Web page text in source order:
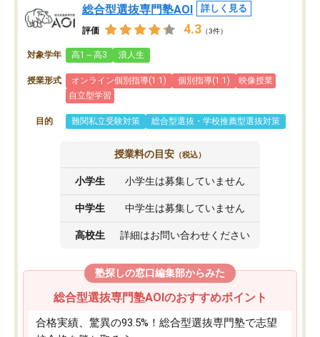
総合型選抜専門塾AOI 詳しく見る
評価 4.3 （3件）
対象学年 高1～高3 浪人生
授業形式 オンライン個別指導(1:1) 個別指導(1:1)
映像授業
自立型学習
目的 難関私立受験対策 総合型選抜・学校推薦型選抜対策
授業料の目安 （税込）
小学生 小学生は募集していません
中学生 中学生は募集していません
高校生 詳細はお問い合わせください
塾探しの窓口編集部からみた
総合型選抜専門塾AOIのおすすめポイント
合格実績、驚異の93.5%！総合型選抜専門塾で志望